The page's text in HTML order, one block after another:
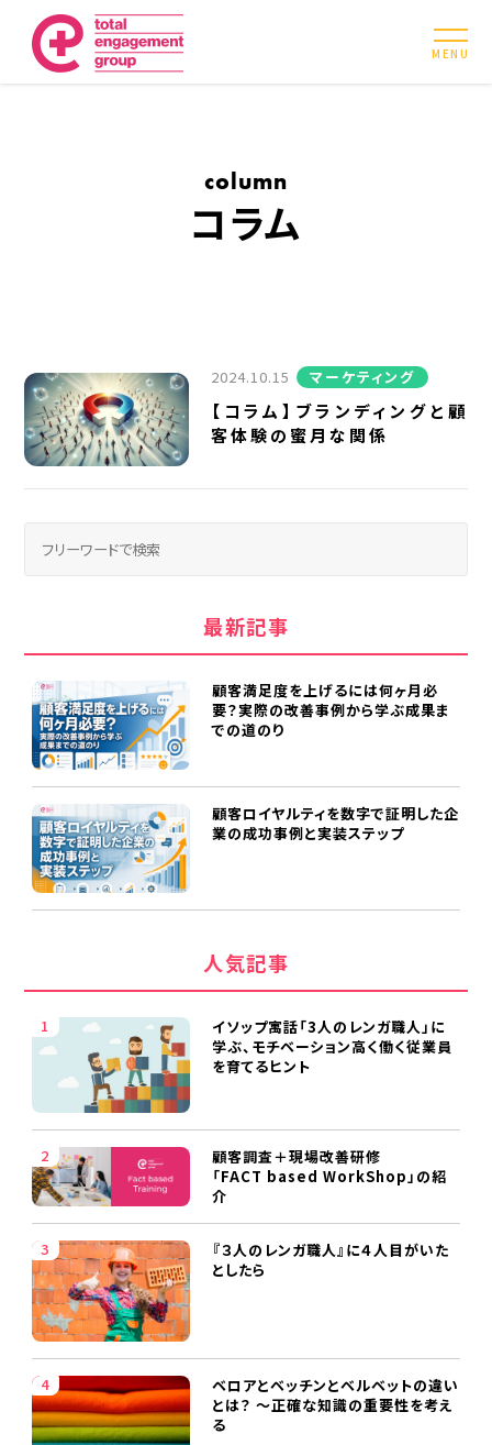
MENU
column
コラム
2024.10.15 マーケティング
【コラム】ブランディングと顧
客体験の蜜月な関係
最新記事
顧客満足度を上げるには何ヶ月必
要？実際の改善事例から学ぶ成果ま
での道のり
顧客ロイヤルティを数字で証明した企
業の成功事例と実装ステップ
人気記事
イソップ寓話「3人のレンガ職人」に
学ぶ、モチベーション高く働く従業員
を育てるヒント
顧客調査＋現場改善研修
「FACT based WorkShop」の紹
介
『３人のレンガ職人』に４人目がいた
としたら
ベロアとベッチンとベルベットの違い
とは？ ～正確な知識の重要性を考え
る